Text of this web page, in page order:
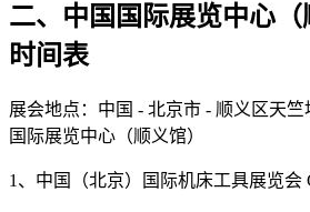
二、中国国际展览中心
时间表
展会地点：中国 - 北京市 - 顺义区天竺
国际展览中心（顺义馆）
1、中国（北京）国际机床工具展览会